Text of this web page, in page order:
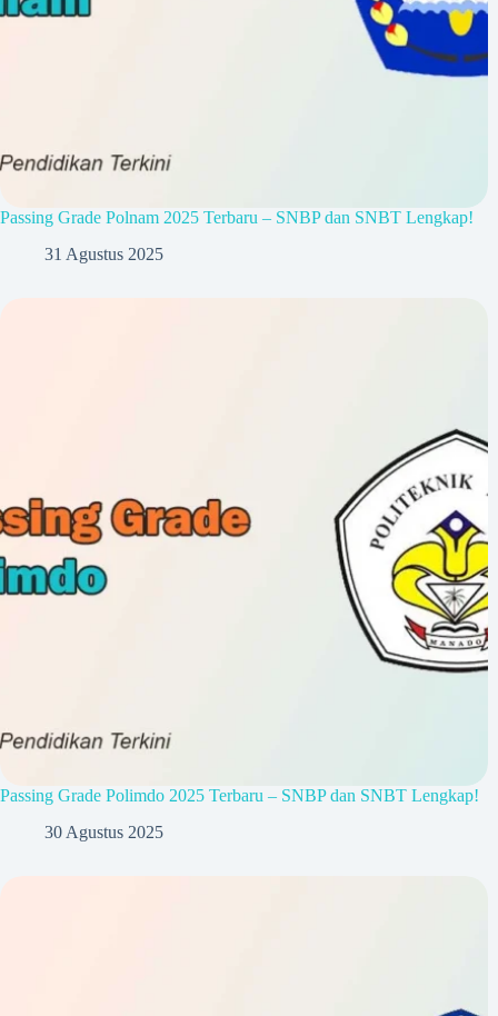
Passing Grade Polnam 2025 Terbaru – SNBP dan SNBT Lengkap!
31 Agustus 2025
Passing Grade Polimdo 2025 Terbaru – SNBP dan SNBT Lengkap!
30 Agustus 2025